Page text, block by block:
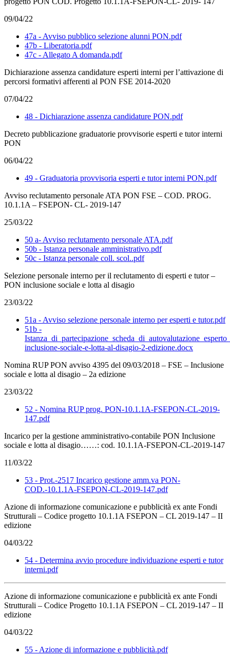
09/04/22
47a - Avviso pubblico selezione alunni PON.pdf
47b - Liberatoria.pdf
47c - Allegato A domanda.pdf
Dichiarazione assenza candidature esperti interni per l’attivazione di
percorsi formativi afferenti al PON FSE 2014-2020
07/04/22
48 - Dichiarazione assenza candidature PON.pdf
Decreto pubblicazione graduatorie provvisorie esperti e tutor interni
PON
06/04/22
49 - Graduatoria provvisoria esperti e tutor interni PON.pdf
Avviso reclutamento personale ATA PON FSE – COD. PROG.
10.1.1A – FSEPON- CL- 2019-147
25/03/22
50 a- Avviso reclutamento personale ATA.pdf
50b - Istanza personale amministrativo.pdf
50c - Istanza personale coll. scol..pdf
Selezione personale interno per il reclutamento di esperti e tutor –
PON inclusione sociale e lotta al disagio
23/03/22
51a - Avviso selezione personale interno per esperti e tutor.pdf
51b -
inclusione-sociale-e-lotta-al-disagio-2-edizione.docx
Nomina RUP PON avviso 4395 del 09/03/2018 – FSE – Inclusione
sociale e lotta al disagio – 2a edizione
23/03/22
52 - Nomina RUP prog. PON-10.1.1A-FSEPON-CL-2019-
147.pdf
Incarico per la gestione amministrativo-contabile PON Inclusione
sociale e lotta al disagio……: cod. 10.1.1A-FSEPON-CL-2019-147
11/03/22
53 - Prot.-2517 Incarico gestione amm.va PON-
COD.-10.1.1A-FSEPON-CL-2019-147.pdf
Azione di informazione comunicazione e pubblicità ex ante Fondi
Strutturali – Codice progetto 10.1.1A FSEPON – CL 2019-147 – II
edizione
04/03/22
54 - Determina avvio procedure individuazione esperti e tutor
interni.pdf
Azione di informazione comunicazione e pubblicità ex ante Fondi
Strutturali – Codice Progetto 10.1.1A FSEPON – CL 2019-147 – II
edizione
04/03/22
55 - Azione di informazione e pubblicità.pdf